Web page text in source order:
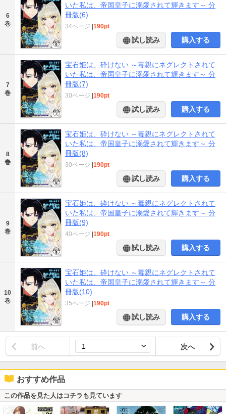
6
巻
いた私は、帝国皇子に溺愛されて輝きます～ 分
冊版(6)
34ページ |190pt
試し読み 購入する
7
巻
宝石姫は、砕けない ～毒親にネグレクトされて
いた私は、帝国皇子に溺愛されて輝きます～ 分
冊版(7)
30ページ |190pt
試し読み 購入する
8
巻
宝石姫は、砕けない ～毒親にネグレクトされて
いた私は、帝国皇子に溺愛されて輝きます～ 分
冊版(8)
30ページ |190pt
試し読み 購入する
9
巻
宝石姫は、砕けない ～毒親にネグレクトされて
いた私は、帝国皇子に溺愛されて輝きます～ 分
冊版(9)
40ページ |190pt
試し読み 購入する
10
巻
宝石姫は、砕けない ～毒親にネグレクトされて
いた私は、帝国皇子に溺愛されて輝きます～ 分
冊版(10)
35ページ |190pt
試し読み 購入する
前へ 次へ
おすすめ作品
この作品を見た人はコチラも見ています